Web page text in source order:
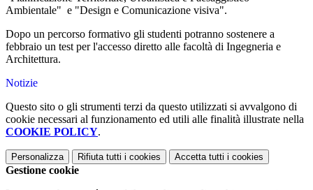
Ambientale" e "Design e Comunicazione visiva".
Dopo un percorso formativo gli studenti potranno sostenere a
febbraio un test per l'accesso diretto alle facoltà di Ingegneria e
Architettura.
Notizie
Questo sito o gli strumenti terzi da questo utilizzati si avvalgono di
cookie necessari al funzionamento ed utili alle finalità illustrate nella
COOKIE POLICY.
Personalizza Rifiuta tutti i cookies Accetta tutti i cookies
Gestione cookie